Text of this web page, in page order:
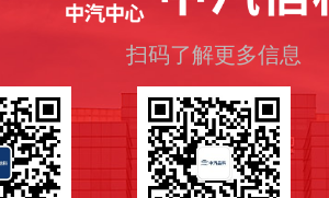
扫码了解更多信息